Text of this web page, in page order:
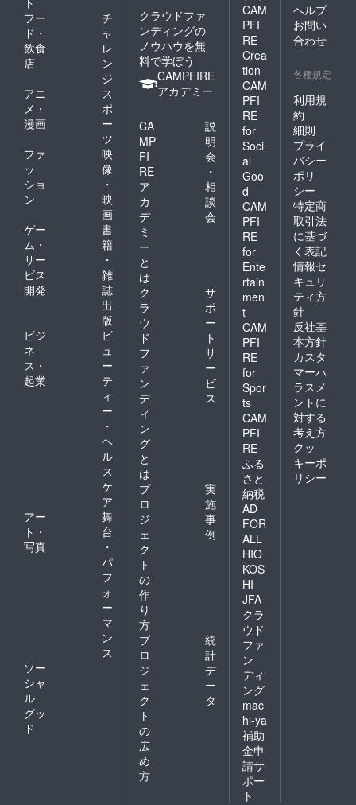
フー
ド・
飲食
店
チ
ャ
レ
ン
ジ
アニ
メ・
漫画
ス
ポ
ー
ツ
ファ
ッ
ショ
ン
映
像
・
映
画
ゲー
ム・
サー
ビス
開発
書
籍
・
雑
誌
出
版
ビジ
ネ
ス・
起業
ビ
ュ
ー
テ
ィ
ー
・
ヘ
ル
ス
ケ
ア
アー
ト・
写真
舞
台
・
パ
フ
ォ
ー
マ
ン
ス
ソー
シャ
ル
グッ
ド
クラウドファ
ンディングの
ノウハウを無
料で学ぼう
CAMPFIRE
アカデミー
CA
MP
FI
RE
ア
カ
デ
ミ
ー
と
は
説
明
会
・
相
談
会
ク
ラ
ウ
ド
フ
ァ
ン
デ
ィ
ン
グ
と
は
サ
ポ
ー
ト
サ
ー
ビ
ス
プ
ロ
ジ
ェ
ク
ト
の
作
り
方
実
施
事
例
プ
ロ
ジ
ェ
ク
ト
の
広
め
方
統
計
デ
ー
タ
CAM
PFI
RE
Crea
tion
CAM
PFI
RE
for
Soci
al
Goo
d
CAM
PFI
RE
for
Ente
rtain
men
t
CAM
PFI
RE
for
Spor
ts
CAM
PFI
RE
ふる
さと
納税
AD
FOR
ALL
HIO
KOS
HI
JFA
クラ
ウド
ファ
ン
ディ
ング
mac
hi-ya
補助
金申
請サ
ポー
ト
ヘルプ
お問い
合わせ
各種規定
利用規
約
細則
プライ
バシー
ポリ
シー
特定商
取引法
に基づ
く表記
情報セ
キュリ
ティ方
針
反社基
本方針
カスタ
マーハ
ラスメ
ントに
対する
考え方
クッ
キーポ
リシー